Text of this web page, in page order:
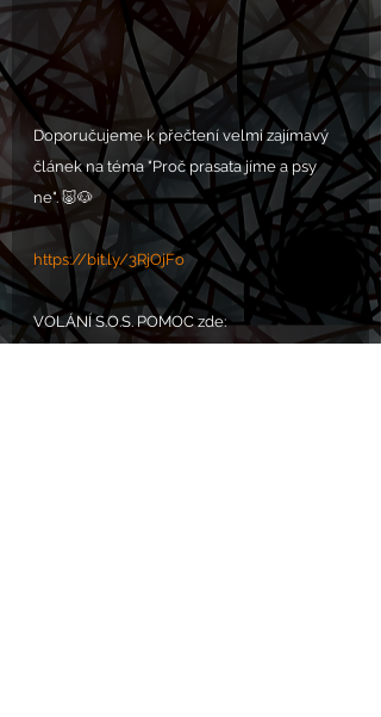
Doporučujeme k přečtení velmi zajímavý
článek na téma "Proč prasata jíme a psy
ne". 🐷🐶
https://bit.ly/3RjOjFo
VOLÁNÍ S.O.S. POMOC zde: